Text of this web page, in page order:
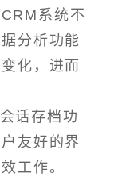
系统不
分析功能
化，进而
话存档功
友好的界
工作。